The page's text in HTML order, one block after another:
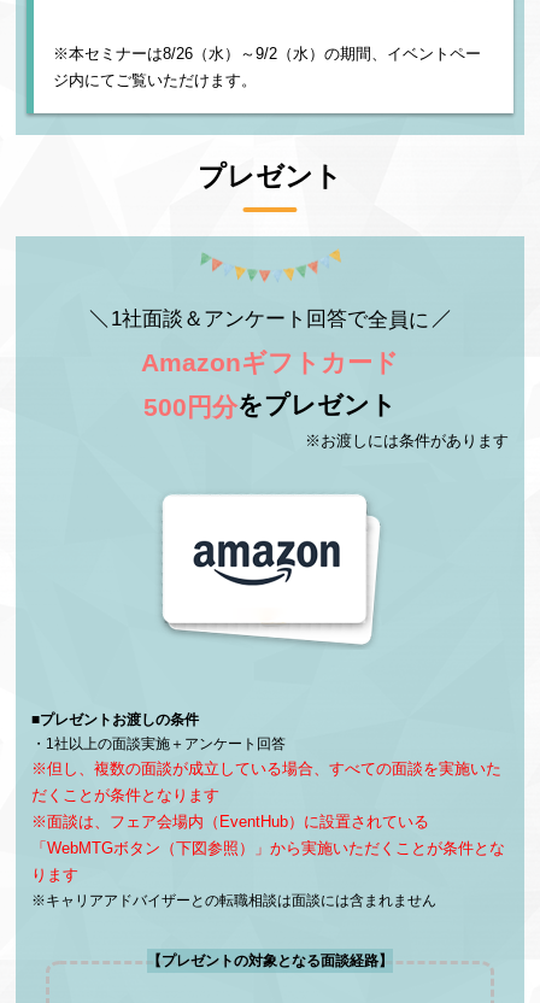
キャリアデザインセンター
【企業選びに悩んでいる方におすすめ】
求人広告クリエイターに学ぶ！ITエンジニア向け求人
広告の見方
石山 秀道
【書類選考が不安な方におすすめ】
元人事＆ITエンジニア向け転職アプリ「Direct type」
まる、職務経歴書の書き方
キャリアデザインセンター
Direct type カスタマーサクセスマネージャー
※本セミナーは8/26（水）～9/2（水）の期間、イベントペー
ジ内にてご覧いただけます。
プレゼント
1社面談＆アンケート回答で全員に
Amazonギフトカード
500円分をプレゼント
※お渡しには条件があります
■プレゼントお渡しの条件
1社以上の面談実施＋アンケート回答
但し、複数の面談が成立している場合、すべての面談を実施いた
だくことが条件となります
面談は、フェア会場内（EventHub）に設置されている
「WebMTGボタン（下図参照）」から実施いただくことが条件とな
ります
キャリアアドバイザーとの転職相談は面談には含まれません
【プレゼントの対象となる面談経路】